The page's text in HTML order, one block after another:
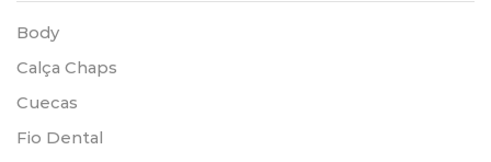
Body
Calça Chaps
Cuecas
Fio Dental